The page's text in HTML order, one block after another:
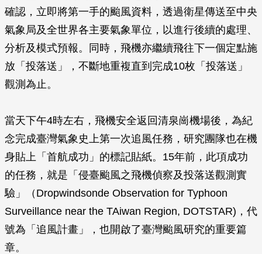
確認，立即將第一手的颱風資料，透過衛星傳送至中央
氣象局及全世界各主要氣象單位，以進行後續的處理、
分析及模式預報。同時，飛機亦繼續飛往下一個定點施
放「投落送」，不斷地重複直到完成10枚「投落送」
觀測為止。
當天下午4時左右，飛機安全返回清泉崗機場後，為紀
念完成臺灣氣象史上第一次追風任務，研究團隊也在機
身貼上「首航成功」的標記貼紙。15年前，此項成功
的任務，就是「侵臺颱風之飛機偵察及投落送觀測實
驗」（Dropwindsonde Observation for Typhoon
Surveillance near the TAiwan Region, DOTSTAR)，代
號為「追風計畫」，也開啟了臺灣颱風研究的重要篇
章。